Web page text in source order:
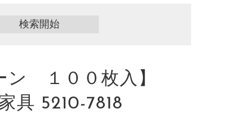
１００枚入】
具 5210-7818